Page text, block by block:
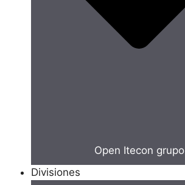
Open Itecon grupo
Divisiones